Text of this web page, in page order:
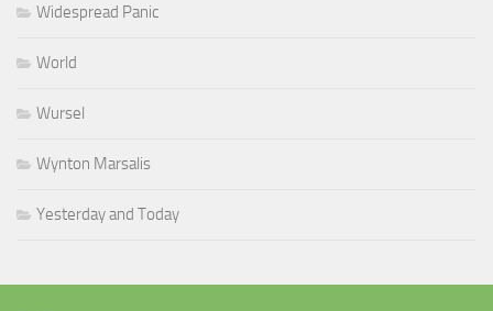
Widespread Panic
World
Wursel
Wynton Marsalis
Yesterday and Today